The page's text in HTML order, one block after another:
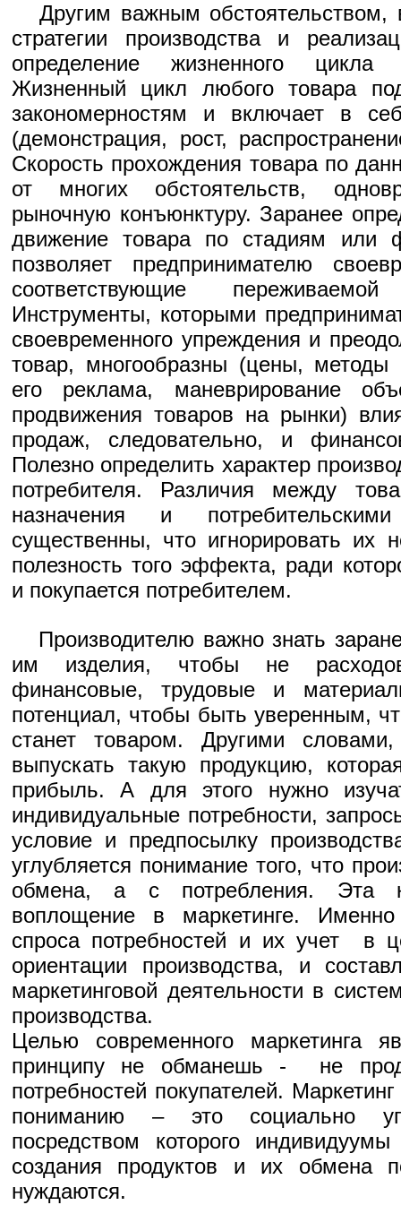
Другим важным обстоятельством,
стратегии производства и
определение жизненного цикла
Жизненный цикл любого товара
закономерностям и включает в
(демонстрация, рост,
Скорость прохождения товара по
от многих обстоятельств,
рыночную конъюнктуру. Заранее
движение товара по стадиям или
позволяет предпринимателю
соответствующие
Инструменты, которыми
своевременного упреждения и
товар, многообразны (цены, методы
его реклама, маневрирование
продвижения товаров на рынки)
продаж, следовательно, и
Полезно определить характер
потребителя. Различия между
назначения и
существенны, что игнорировать их
полезность того эффекта, ради
и покупается потребителем.
Производителю важно знать
им изделия, чтобы не
финансовые, трудовые и
потенциал, чтобы быть уверенным,
станет товаром. Другими словами,
выпускать такую продукцию,
прибыль. А для этого нужно
индивидуальные потребности,
условие и предпосылку
углубляется понимание того, что
обмена, а с потребления. Эта
воплощение в маркетинге. Именно
спроса потребностей и их учет в
ориентации производства, и
маркетинговой деятельности в
производства.
Целью современного маркетинга
принципу не обманешь - не
потребностей покупателей.
пониманию – это социально
посредством которого
создания продуктов и их обмена
нуждаются.